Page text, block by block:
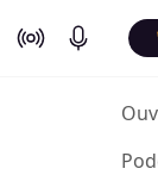
On Air Podcasts